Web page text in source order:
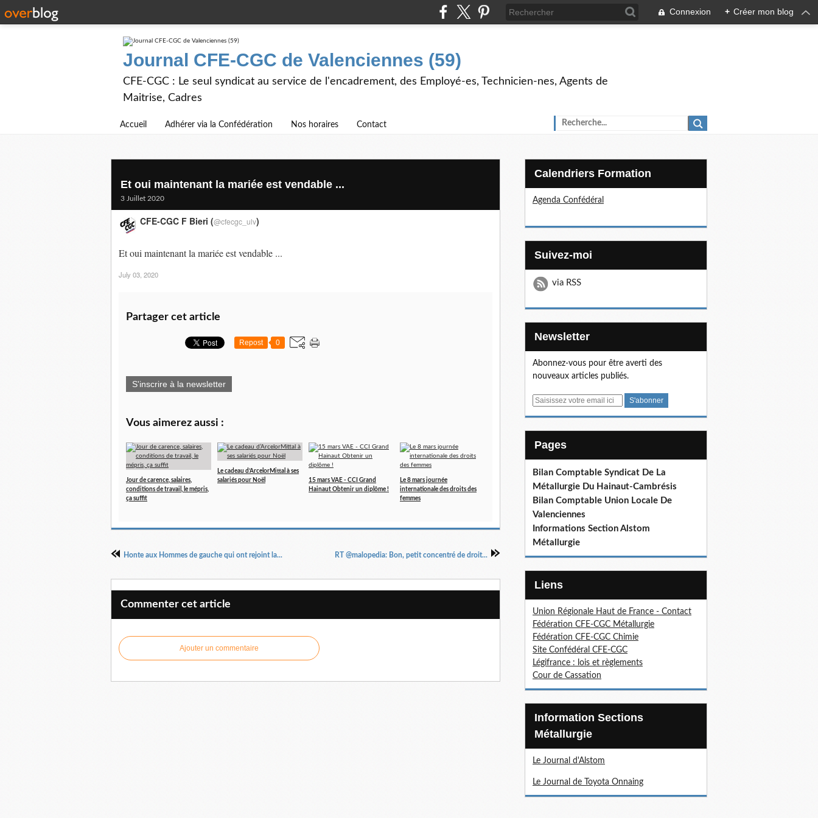
Connexion + Créer mon blog
Journal CFE-CGC de Valenciennes (59)
CFE-CGC : Le seul syndicat au service de l'encadrement, des Employé-es, Technicien-nes, Agents de
Maitrise, Cadres
Accueil Adhérer via la Confédération Nos horaires Contact
Et oui maintenant la mariée est vendable ...
3 Juillet 2020
Et oui maintenant la mariée est vendable ...
CFE-CGC F Bieri (@cfecgc_ulv)
July 03, 2020
Partager cet article
Repost 0
S'inscrire à la newsletter
Vous aimerez aussi :
Jour de carence, salaires,
conditions de travail, le mépris,
ça suffit
Le cadeau d’ArcelorMittal à ses
salariés pour Noël
15 mars VAE - CCI Grand
Hainaut Obtenir un diplôme !
Le 8 mars journée
internationale des droits des
femmes
Honte aux Hommes de gauche qui ont rejoint la... RT @malopedia: Bon, petit concentré de droit...
Commenter cet article
Ajouter un commentaire
Calendriers Formation
Agenda Confédéral
Suivez-moi
via RSS
Newsletter
Abonnez-vous pour être averti des
nouveaux articles publiés.
E
Pages
Bilan Comptable Syndicat De La
Métallurgie Du Hainaut-Cambrésis
Bilan Comptable Union Locale De
Valenciennes
Informations Section Alstom
Métallurgie
Liens
Union Régionale Haut de France - Contact
Fédération CFE-CGC Métallurgie
Fédération CFE-CGC Chimie
Site Confédéral CFE-CGC
Légifrance : lois et règlements
Cour de Cassation
Information Sections
Métallurgie
Le Journal d'Alstom
Le Journal de Toyota Onnaing